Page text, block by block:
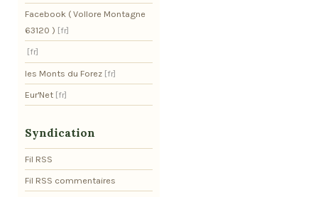
Facebook ( Vollore Montagne
63120 )
les Monts du Forez
Eur'Net
Syndication
Fil RSS
Fil RSS commentaires